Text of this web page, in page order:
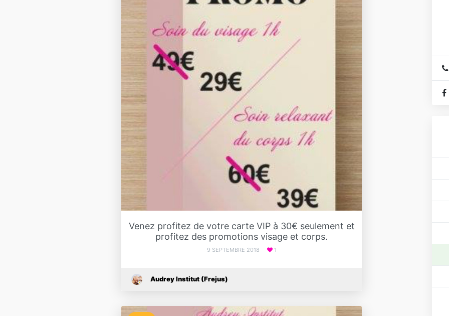
Venez profitez de votre carte VIP à 30€ seulement et
profitez des promotions visage et corps.
9 SEPTEMBRE 2018 1
Audrey Institut (Frejus)